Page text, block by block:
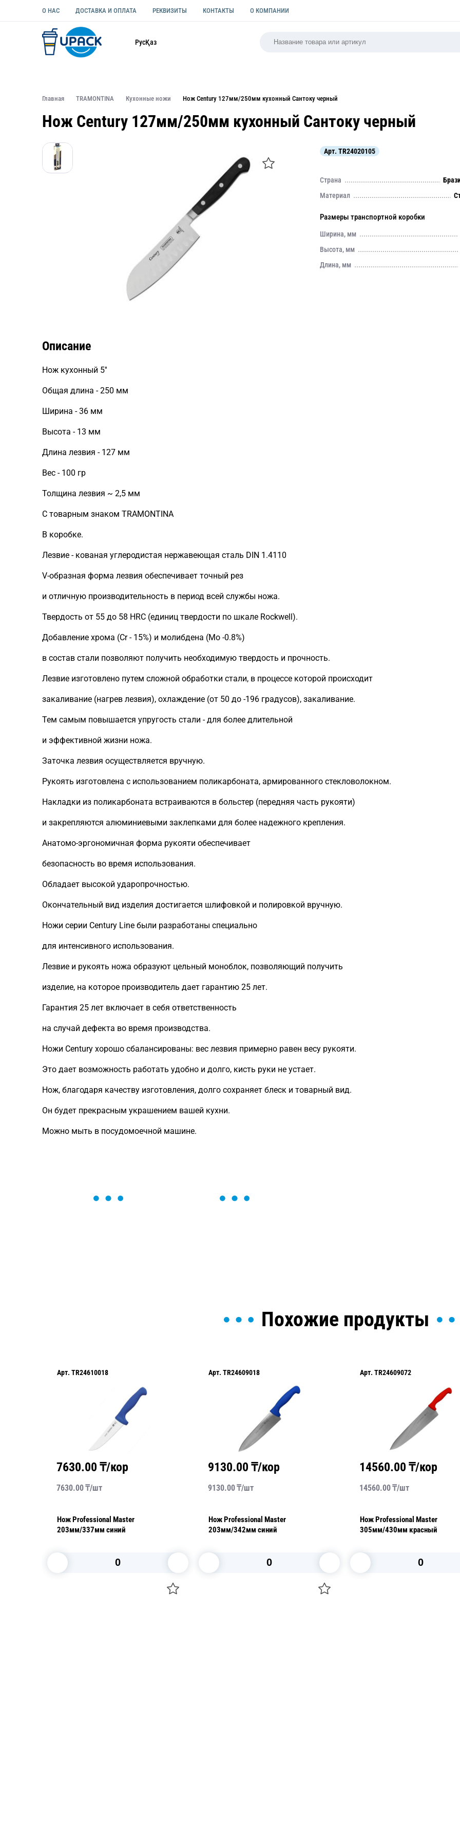
О НАС ДОСТАВКА И ОПЛАТА РЕКВИЗИТЫ КОНТАКТЫ О КОМПАНИИ
РусҚаз
Главная TRAMONTINA Кухонные ножи Нож Century 127мм/250мм кухонный Сантоку черный
Нож Century 127мм/250мм кухонный Сантоку черный
Арт. TR24020105
Страна
Материал
Размеры транспортной коробки
Ширина, мм
Высота, мм
Длина, мм
Описание
Нож кухонный 5''
Общая длина - 250 мм
Ширина - 36 мм
Высота - 13 мм
Длина лезвия - 127 мм
Вес - 100 гр
Толщина лезвия ~ 2,5 мм
С товарным знаком TRAMONTINA
В коробке.
Лезвие - кованая углеродистая нержавеющая сталь DIN 1.4110
V-образная форма лезвия обеспечивает точный рез
и отличную производительность в период всей службы ножа.
Твердость от 55 до 58 HRC (единиц твердости по шкале Rockwell).
Добавление хрома (Сr - 15%) и молибдена (Mo -0.8%)
в состав стали позволяют получить необходимую твердость и прочность.
Лезвие изготовлено путем сложной обработки стали, в процессе которой происходит
закаливание (нагрев лезвия), охлаждение (от 50 до -196 градусов), закаливание.
Тем самым повышается упругость стали - для более длительной
и эффективной жизни ножа.
Заточка лезвия осуществляется вручную.
Рукоять изготовлена с использованием поликарбоната, армированного стекловолокном.
Накладки из поликарбоната встраиваются в больстер (передняя часть рукояти)
и закрепляются алюминиевыми заклепками для более надежного крепления.
Анатомо-эргономичная форма рукояти обеспечивает
безопасность во время использования.
Обладает высокой ударопрочностью.
Окончательный вид изделия достигается шлифовкой и полировкой вручную.
Ножи серии Century Line были разработаны специально
для интенсивного использования.
Лезвие и рукоять ножа образуют цельный моноблок, позволяющий получить
изделие, на которое производитель дает гарантию 25 лет.
Гарантия 25 лет включает в себя ответственность
на случай дефекта во время производства.
Ножи Century хорошо сбалансированы: вес лезвия примерно равен весу рукояти.
Это дает возможность работать удобно и долго, кисть руки не устает.
Нож, благодаря качеству изготовления, долго сохраняет блеск и товарный вид.
Он будет прекрасным украшением вашей кухни.
Можно мыть в посудомоечной машине.
Похожие продукты
Арт. TR24610018
7630.00 ₸/кор
7630.00₸/шт
Нож Professional Master
203мм/337мм синий
Арт. TR24609018
9130.00 ₸/кор
9130.00₸/шт
Нож Professional Master
203мм/342мм синий
Арт. TR24609072
14560.00 ₸/кор
14560.00₸/шт
Нож Professional Master
305мм/430мм красный